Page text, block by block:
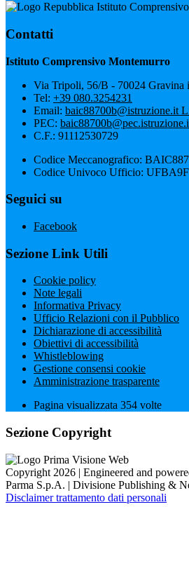
Istituto
Contatti
Istituto Comprensivo Montemurro
Via Tripoli, 56/B - 70024 Gravina
Tel: +39 080.3254231
Email: baic88700b@istruzione.it
PEC:
C.F.: 91112530729
Codice Meccanografico:
Codice Univoco Ufficio: UFBA9F
Seguici su
Facebook
Sezione Link Utili
Cookie policy
Note legali
Informativa Privacy
Ufficio Relazioni con il Pubblico
Dichiarazione di accessibilità
Obiettivi di accessibilità
Whistleblowing
Gestione consensi cookie
Amministrazione trasparente
Pagina visualizzata 354 volte
Sezione Copyright
Copyright 2026 | Engineered and
Parma S.p.A. | Divisione Publishing &
Disclaimer trattamento dati personali